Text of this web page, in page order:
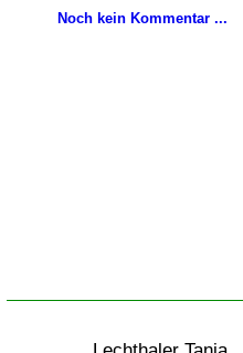
Noch kein Kommentar ...